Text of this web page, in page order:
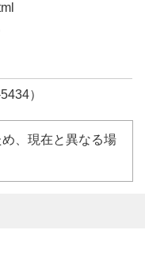
）
、現在と異なる場